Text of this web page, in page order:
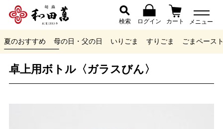
検索 ログイン カート メニュー
夏のおすすめ 母の日・父の日 いりごま すりごま ごまペース
卓上用ボトル〈ガラスびん〉